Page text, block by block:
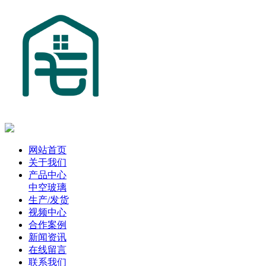
网站首页
关于我们
产品中心
中空玻璃
生产/发货
视频中心
合作案例
新闻资讯
在线留言
联系我们